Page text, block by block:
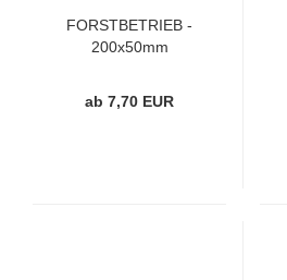
FORSTBETRIEB -
200x50mm
ab 7,70 EUR